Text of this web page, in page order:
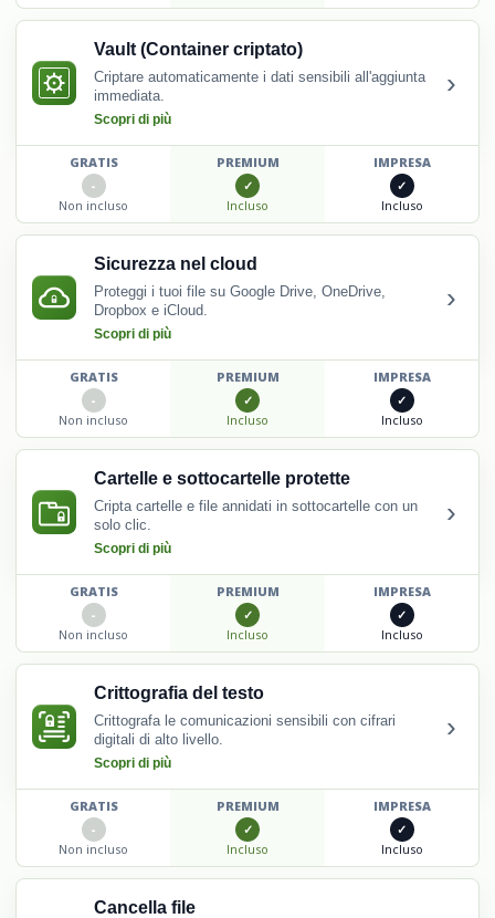
Vault (Container criptato)
Criptare automaticamente i dati sensibili all'aggiunta
immediata.
Scopri di più
›
GRATIS
Non incluso
PREMIUM
Incluso
IMPRESA
Incluso
Sicurezza nel cloud
Proteggi i tuoi file su Google Drive, OneDrive,
Dropbox e iCloud.
Scopri di più
›
GRATIS
Non incluso
PREMIUM
Incluso
IMPRESA
Incluso
Cartelle e sottocartelle protette
Cripta cartelle e file annidati in sottocartelle con un
solo clic.
Scopri di più
›
GRATIS
Non incluso
PREMIUM
Incluso
IMPRESA
Incluso
Crittografia del testo
Crittografa le comunicazioni sensibili con cifrari
digitali di alto livello.
Scopri di più
›
GRATIS
Non incluso
PREMIUM
Incluso
IMPRESA
Incluso
Cancella file